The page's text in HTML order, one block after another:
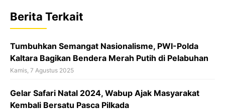
b
o
o
k
s
A
p
p
a
d
s
Berita Terkait
Tumbuhkan Semangat Nasionalisme, PWI-Polda
Kaltara Bagikan Bendera Merah Putih di Pelabuhan
Kamis, 7 Agustus 2025
Gelar Safari Natal 2024, Wabup Ajak Masyarakat
Kembali Bersatu Pasca Pilkada